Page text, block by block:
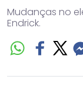
Mudanças no
Endrick.